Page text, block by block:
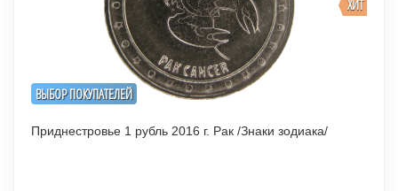
ВЫБОР ПОКУПАТЕЛЕЙ
ХИТ
Приднестровье 1 рубль 2016 г. Рак /Знаки зодиака/